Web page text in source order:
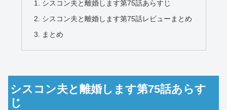
シスコン夫と離婚します第75話あらすじ
シスコン夫と離婚します第75話レビューまとめ
まとめ
シスコン夫と離婚します第75話あらす
じ